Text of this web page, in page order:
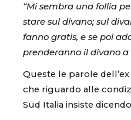
“Mi sembra una follia
stare sul divano; sul
fanno gratis, e se poi
prenderanno il divano a
Queste le parole
che riguardo alle
Sud Italia insiste